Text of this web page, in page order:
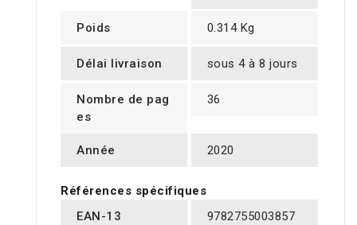
Poids 0.314 Kg
Délai livraison sous 4 à 8 jours
Nombre de pag
es
36
Année 2020
Références spécifiques
EAN-13
9782755003857